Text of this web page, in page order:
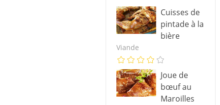
Cuisses de
pintade à la
bière
Viande
Joue de
bœuf au
Maroilles